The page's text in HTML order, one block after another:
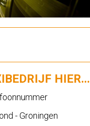
HIER...
- Groningen